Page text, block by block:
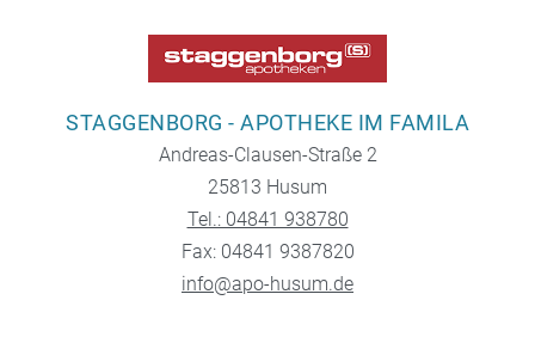
STAGGENBORG - APOTHEKE IM FAMILA
Andreas-Clausen-Straße 2
25813 Husum
Tel.: 04841 938780
Fax: 04841 9387820
info@apo-husum.de